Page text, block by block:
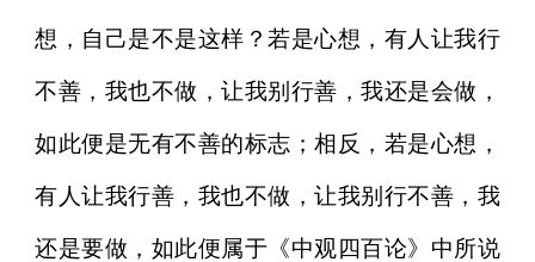
想，自己是不是这样？若是心想，有人让我行
不善，我也不做，让我别行善，我还是会做，
如此便是无有不善的标志；相反，若是心想，
有人让我行善，我也不做，让我别行不善，我
还是要做，如此便属于《中观四百论》中所说